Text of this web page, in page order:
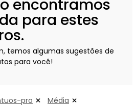
encontramos
para estes
temos algumas sugestões de
para você!
pro Média